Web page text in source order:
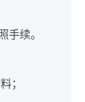
手续。
；